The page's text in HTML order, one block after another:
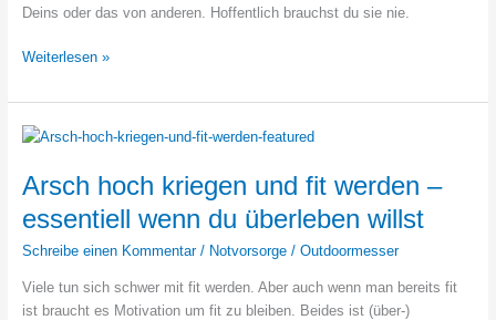
Deins oder das von anderen. Hoffentlich brauchst du sie nie.
30
die
dir
anderen
das
Leben
retten
Weiterlesen »
Arsch hoch kriegen und fit werden –
essentiell wenn du überleben willst
Schreibe einen Kommentar / Notvorsorge/ Outdoormesser
Viele tun sich schwer mit fit werden. Aber auch wenn man bereits fit
ist braucht es Motivation um fit zu bleiben. Beides ist (über-)